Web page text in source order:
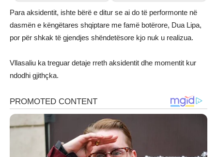
Para aksidentit, ishte bërë e ditur se ai do të performonte në
dasmën e këngëtares shqiptare me famë botërore, Dua Lipa,
por për shkak të gjendjes shëndetësore kjo nuk u realizua.
Vllasaliu ka treguar detaje rreth aksidentit dhe momentit kur
ndodhi gjithçka.